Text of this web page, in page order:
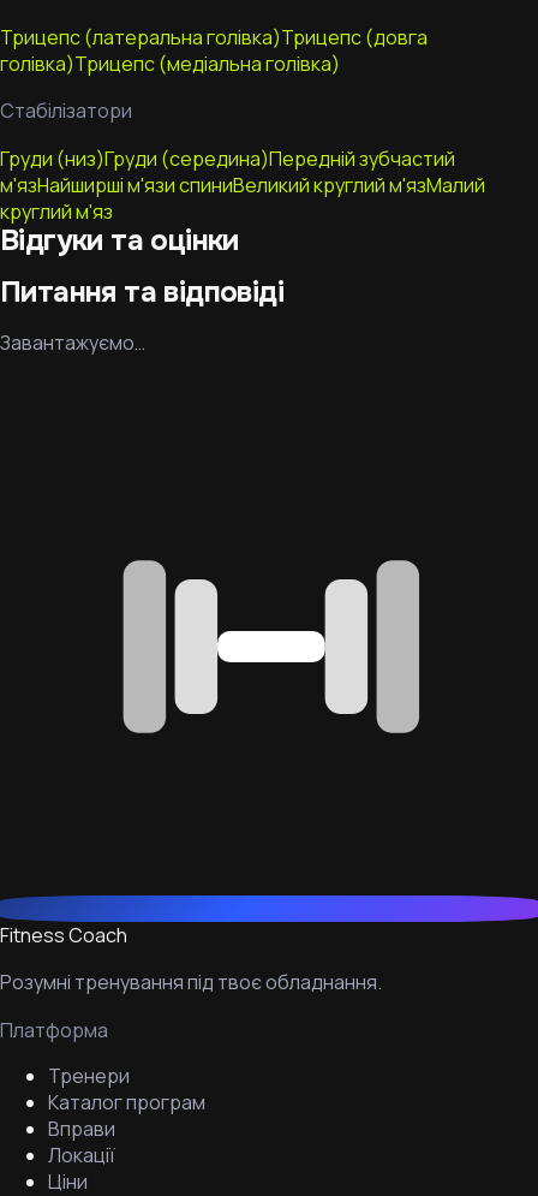
Трицепс (латеральна голівка)Трицепс (довга
голівка)Трицепс (медіальна голівка)
Стабілізатори
Груди (низ)Груди (середина)Передній зубчастий
м'язНайширші м'язи спиниВеликий круглий м'язМалий
круглий м'яз
Відгуки та оцінки
Питання та відповіді
Завантажуємо…
Fitness Coach
Розумні тренування під твоє обладнання.
Платформа
Тренери
Каталог програм
Вправи
Локації
Ціни